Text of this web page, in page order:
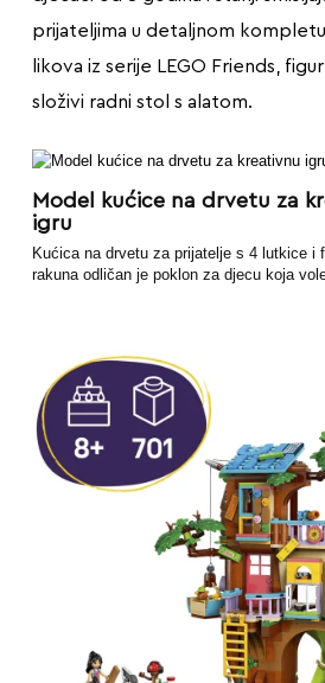
prijateljima u detaljnom
likova iz serije LEGO Friends,
složivi radni stol s alatom.
Model kućice na drvetu za
igru
Kućica na drvetu za prijatelje s 4 lutkice i
rakuna odličan je poklon za djecu koja